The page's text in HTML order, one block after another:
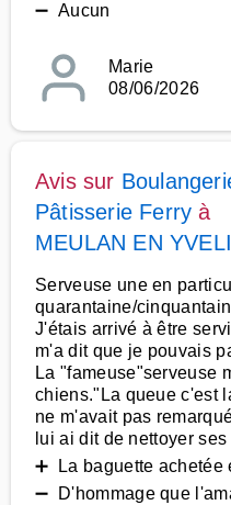
➖ Aucun
Marie
08/06/2026
Avis sur
Pâtisserie Ferry à
MEULAN EN
Serveuse une en
quarantaine/
J'étais arrivé à être
m'a dit que je pouvais
La "fameuse"serveuse
chiens."La queue c'est
ne m'avait pas
lui ai dit de nettoyer
➕ La baguette achetée
➖ D'hommage que